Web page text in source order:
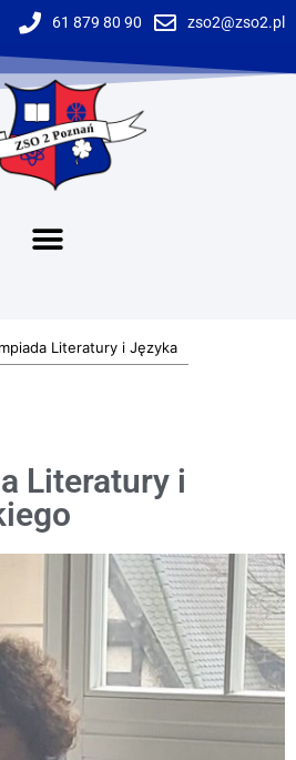
61 879 80 90 zso2@zso2.pl
Literatury i Języka
Literatury i